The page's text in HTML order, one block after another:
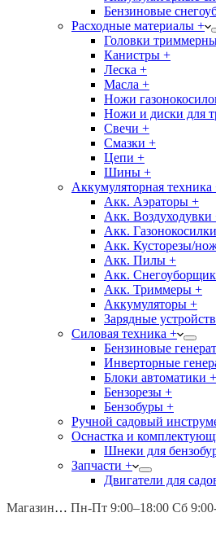
Бензиновые
Расходные материалы +
Головки
Канистры +
Леска +
Масла +
Ножи
Ножи и диски для
Свечи +
Смазки +
Цепи +
Шины +
Аккумуляторная техника
Акк. Аэраторы +
Акк. Воздуходувки
Акк.
Акк. Кусторезы/
Акк. Пилы +
Акк.
Акк. Триммеры +
Аккумуляторы +
Зарядные
Силовая техника +
Бензиновые
Инверторные
Блоки автоматики +
Бензорезы +
Бензобуры +
Ручной садовый
Оснастка и
Шнеки для
Запчасти +
Двигатели для
Магазины: Калуга ул. Московская
Пн-Пт 9:00–18:00 Сб